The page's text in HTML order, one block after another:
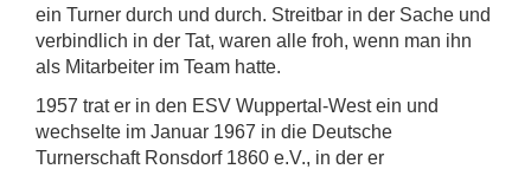
ein Turner durch und durch. Streitbar in der Sache und
verbindlich in der Tat, waren alle froh, wenn man ihn
als Mitarbeiter im Team hatte.
1957 trat er in den ESV Wuppertal-West ein und
wechselte im Januar 1967 in die Deutsche
Turnerschaft Ronsdorf 1860 e.V., in der er